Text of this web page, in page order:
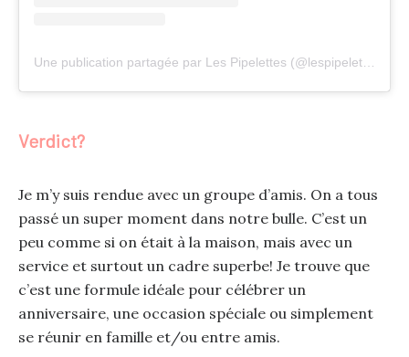
Une publication partagée par Les Pipelettes (@lespipelettes.be)
Verdict?
Je m’y suis rendue avec un groupe d’amis. On a tous
passé un super moment dans notre bulle. C’est un
peu comme si on était à la maison, mais avec un
service et surtout un cadre superbe! Je trouve que
c’est une formule idéale pour célébrer un
anniversaire, une occasion spéciale ou simplement
se réunir en famille et/ou entre amis.